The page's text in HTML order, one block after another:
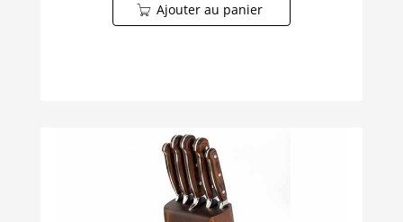
Ajouter au panier